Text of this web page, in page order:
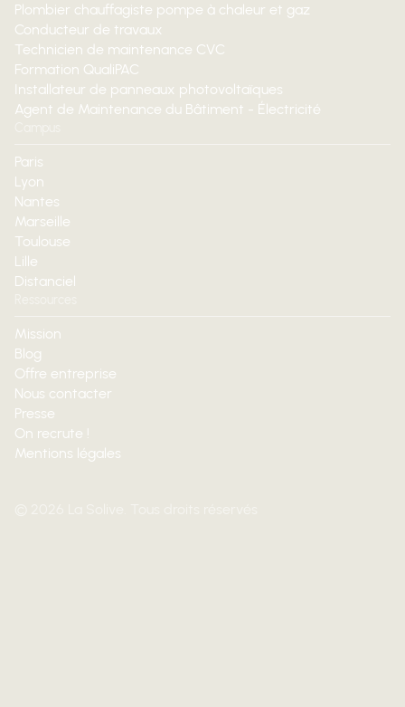
Plombier chauffagiste pompe à chaleur et gaz
Conducteur de travaux
Technicien de maintenance CVC
Formation QualiPAC
Installateur de panneaux photovoltaïques
Agent de Maintenance du Bâtiment - Électricité
Paris
Lyon
Nantes
Marseille
Toulouse
Lille
Distanciel
Mission
Blog
Offre entreprise
Nous contacter
Presse
On recrute !
Mentions légales